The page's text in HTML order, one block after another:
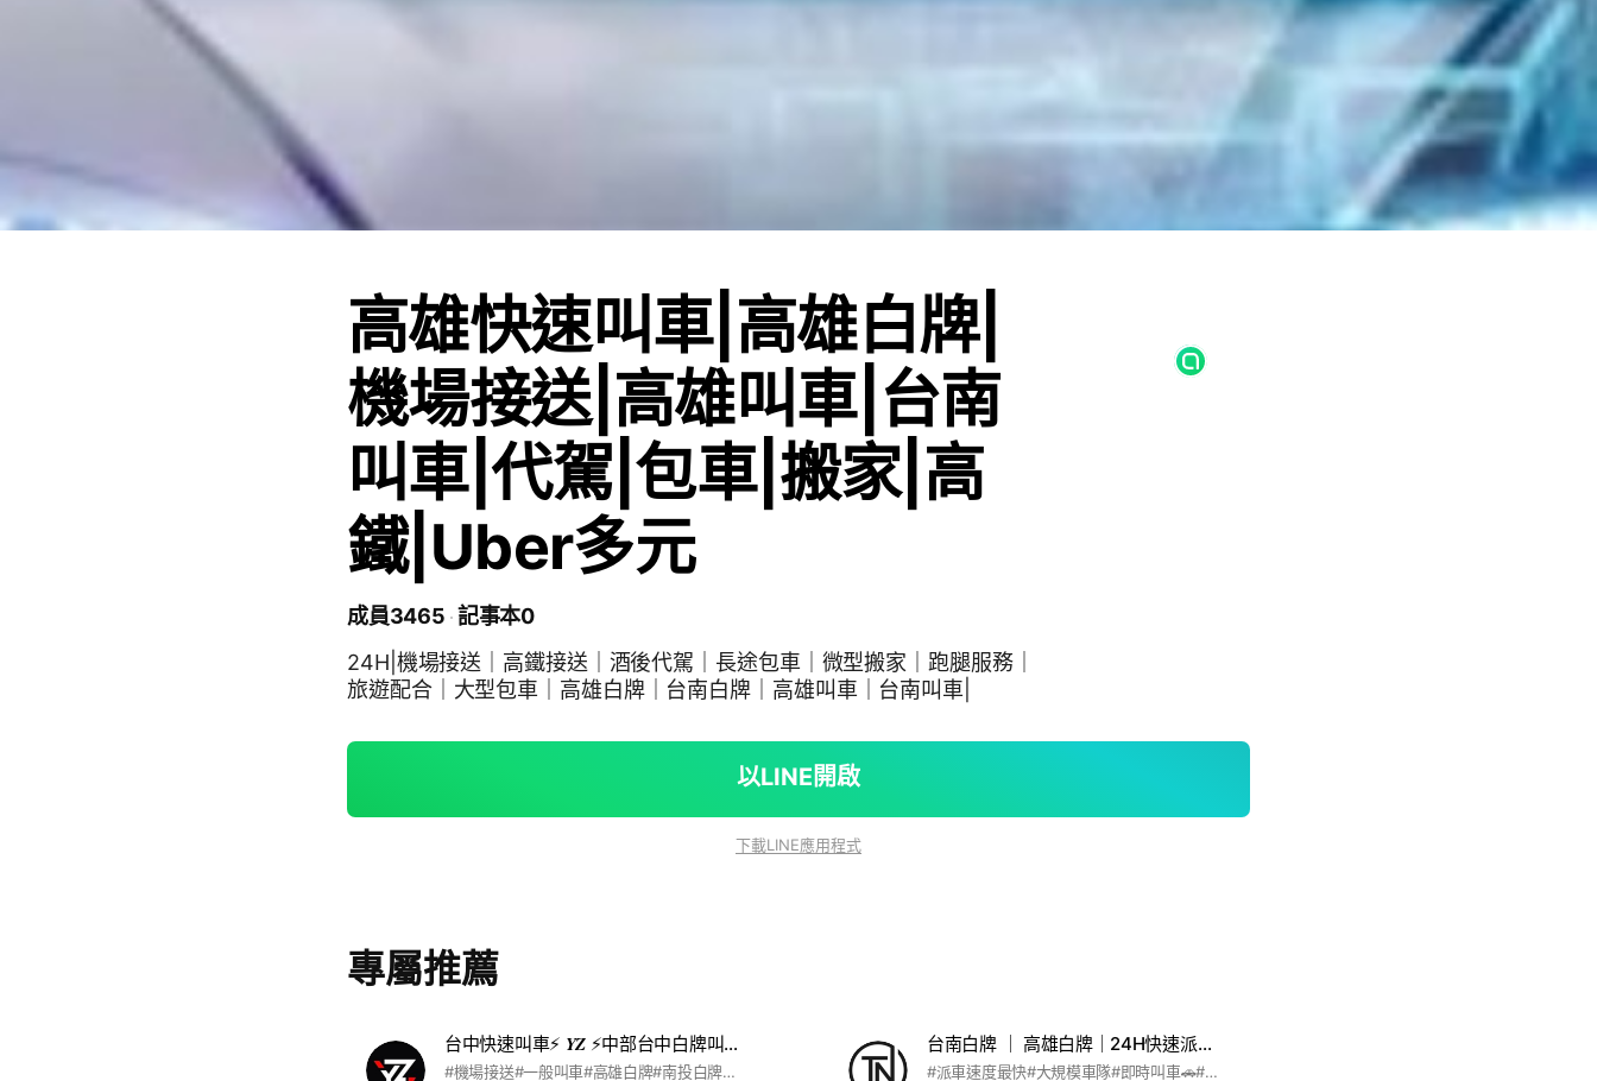
高雄快速叫車|高雄白牌|
機場接送|高雄叫車|台南
叫車|代駕|包車|搬家|高
鐵|Uber多元
成員3465 記事本0
24H|機場接送｜高鐵接送｜酒後代駕｜長途包車｜微型搬家｜跑腿服務｜
旅遊配合｜大型包車｜高雄白牌｜台南白牌｜高雄叫車｜台南叫車|
以LINE開啟
下載LINE應用程式
專屬推薦
台中快速叫車⚡️ 𝒀𝒁 ⚡️中部台中白牌叫車UBER/高鐵/機場接送/代駕/跑腿/台中叫車多元計程車
#機場接送#一般叫車#高雄白牌#南投白牌#台南白牌#酒後代駕#包車旅遊#簡易搬家#台北白牌#台中白牌#高雄叫車#南投叫車#白牌叫車#9人座機場接送#九人座機場接送#商務阿法
台南白牌 ｜ 高雄白牌｜24H快速派車 ｜
#派車速度最快#大規模車隊#即時叫車🚗#預約叫車🚙 #酒後代駕🍺#台南#低車資#長途🈚️加成#高雄等各縣市皆有🏆